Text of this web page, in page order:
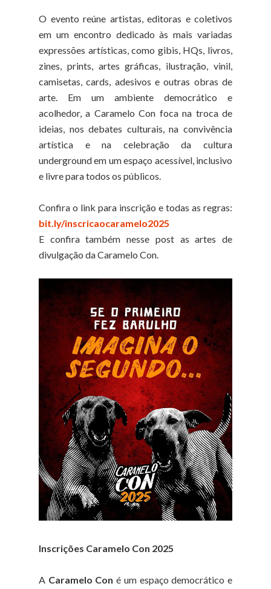
O evento reúne artistas, editoras e coletivos
em um encontro dedicado às mais variadas
expressões artísticas, como gibis, HQs, livros,
zines, prints, artes gráficas, ilustração, vinil,
camisetas, cards, adesivos e outras obras de
arte. Em um ambiente democrático e
acolhedor, a Caramelo Con foca na troca de
ideias, nos debates culturais, na convivência
artística e na celebração da cultura
underground em um espaço acessível, inclusivo
e livre para todos os públicos.
Confira o link para inscrição e todas as regras:
bit.ly/inscricaocaramelo2025
E confira também nesse post as artes de
divulgação da Caramelo Con.
Inscrições Caramelo Con 2025
A Caramelo Con é um espaço democrático e